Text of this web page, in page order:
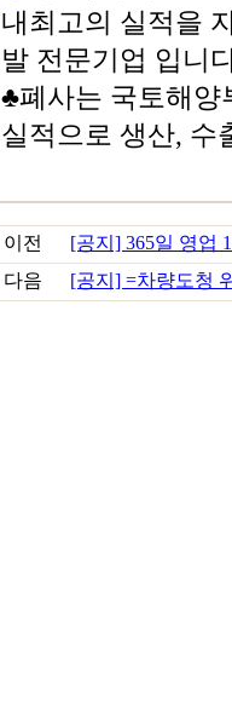
내최고의 실적을
발 전문기업 입니
♣폐사는 국토해양
실적으로 생산, 수
이전
[공지] 365일 영업
다음
[공지] =차량도청